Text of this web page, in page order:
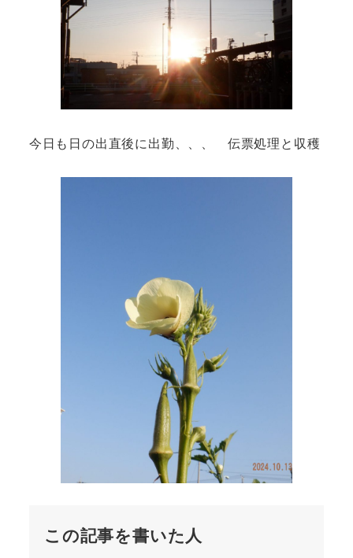
今日も日の出直後に出勤、、、 伝票処理と収穫
この記事を書いた人